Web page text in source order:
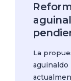
La
aguinaldo